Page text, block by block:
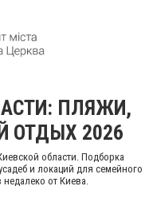
ПЛЯЖИ,
ОТДЫХ 2026
области. Подборка
и локаций для семейного
недалеко от Киева.